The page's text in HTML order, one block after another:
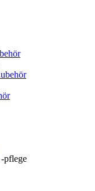
pflege